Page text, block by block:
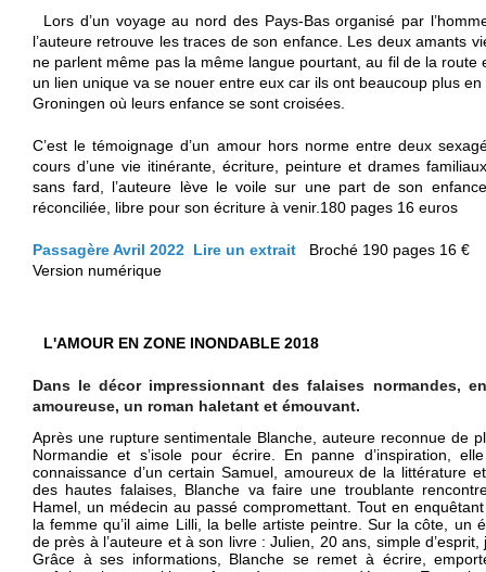
Lors d’un voyage au nord des Pays-Bas organisé par
l’auteure retrouve les traces de son enfance. Les deux amants
ne parlent même pas la même langue pourtant, au fil de la route
un lien unique va se nouer entre eux car ils ont beaucoup plus
Groningen où leurs enfance se sont croisées.
C’est le témoignage d’un amour hors norme entre deux
cours d’une vie itinérante, écriture, peinture et drames
sans fard, l’auteure lève le voile sur une part de son
réconciliée, libre pour son écriture à venir.180 pages 16 euros
Passagère Avril 2022 Lire un extrait
Broché 190 pages 16 €
Version numérique
L'AMOUR EN ZONE INONDABLE 2018
Dans le décor impressionnant des falaises normandes,
amoureuse, un roman haletant et émouvant.
Après une rupture sentimentale Blanche, auteure reconnue de
Normandie et s’isole pour écrire. En panne d’inspiration,
connaissance d’un certain Samuel, amoureux de la littérature
des hautes falaises, Blanche va faire une troublante
Hamel, un médecin au passé compromettant. Tout en
la femme qu’il aime Lilli, la belle artiste peintre. Sur la côte, un
de près à l’auteure et à son livre : Julien, 20 ans, simple
Grâce à ses informations, Blanche se remetà écrire,